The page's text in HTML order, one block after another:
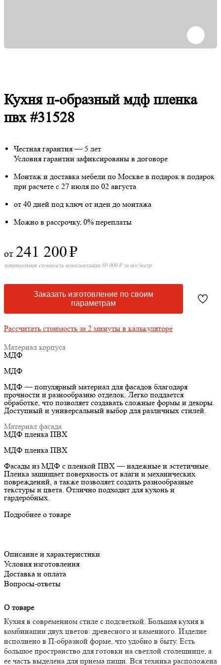
Кухня п-образный мдф пленка
пвх #31528
Честная гарантия — 5 лет
Условия гарантии зафиксированы в договоре
Монтаж и доставка мебели по Москве в подарок в подарок
при расчете с 27 июля по 02 августа
от 40 дней под ключ от идеи до монтажа
Можно в рассрочку, 0% переплаты
от 241 200₽
минимальная стоимость комплектации 50 000 ₽ за пог/метр
Заказать изготовление по своим
параметрам
Рассчитать стоимость за 2 минуты в калькуляторе
Материал корпуса
МДФ
МДФ
МДФ — популярный материал для фасадов благодаря
прочности и разнообразию отделок. Легко поддается
обработке, что позволяет создавать сложные формы и декоры.
Доступный и универсальный выбор для различных стилей.
Материал фасада
МДФ пленка ПВХ
МДФ пленка ПВХ
Фасады из МДФ с пленкой ПВХ — надежные и эстетичные.
Пленка защищает поверхность от влаги и механических
повреждений, а также позволяет создать разнообразные
текстуры и цвета. Отлично подходит для кухонь и
гардеробных.
Подробнее о товаре
Описание и характеристики
Условия изготовления
Доставка и оплата
Вопросы-ответы
О товаре
Кухня в современном стиле с подсветкой. Большая кухня в
комбинации двух цветов: древесного и каменного. Изделие
исполнено в П-образной форме, что удобно в быту. Есть
большое пространство для готовки на светлой столешнице, а
ее часть выделена для приема пищи. Вся техника расположена